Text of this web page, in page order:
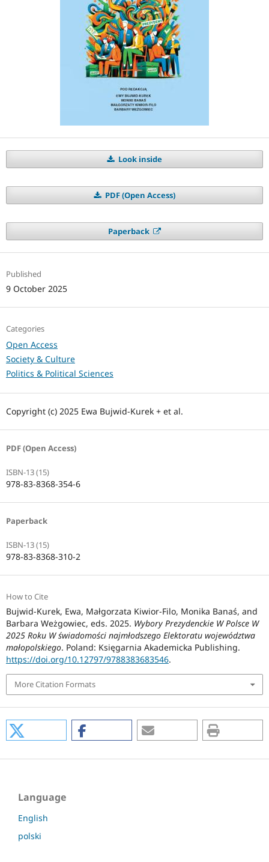
Look inside
PDF (Open Access)
Paperback
Published
9 October 2025
Categories
Open Access
Society & Culture
Politics & Political Sciences
Copyright (c) 2025 Ewa Bujwid-Kurek + et al.
PDF (Open Access)
ISBN-13 (15)
978-83-8368-354-6
Paperback
ISBN-13 (15)
978-83-8368-310-2
How to Cite
Bujwid-Kurek, Ewa, Małgorzata Kiwior-Filo, Monika Banaś, and
Barbara Weżgowiec, eds. 2025. Wybory Prezydenckie W Polsce W
2025 Roku W świadomości najmłodszego Elektoratu województwa
małopolskiego. Poland: Księgarnia Akademicka Publishing.
https://doi.org/10.12797/9788383683546.
More Citation Formats
Language
English
polski